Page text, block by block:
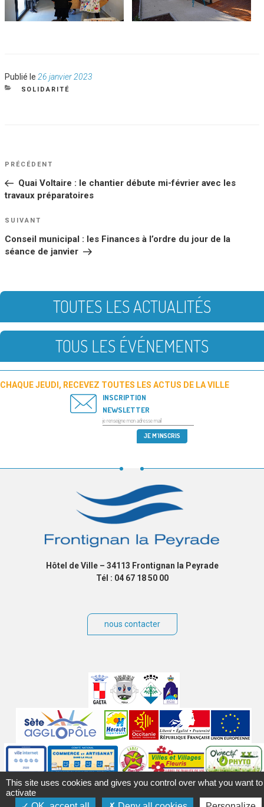
Publié le Publié
le
26 janvier 2023
CATÉGORIES
SOLIDARITÉ
NAVIGATION
DE
L’ARTICLE
Article
PRÉCÉDENT
Quai Voltaire : le chantier débute mi-février avec les
travaux préparatoires
Article
SUIVANT
Conseil municipal : les Finances à l’ordre du jour de la
séance de janvier
TOUTES LES ACTUALITÉS
TOUS LES ÉVÉNEMENTS
CHAQUE JEUDI, RECEVEZ TOUTES LES ACTUS DE LA VILLE
INSCRIPTION
NEWSLETTER
Hôtel de Ville – 34113 Frontignan la Peyrade
Tél : 04 67 18 50 00
nous contacter
partenaires
Labels
Autres
This site uses cookies and gives you control over what you want to
activate